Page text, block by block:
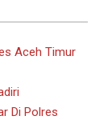
Aceh Timur
Di Polres